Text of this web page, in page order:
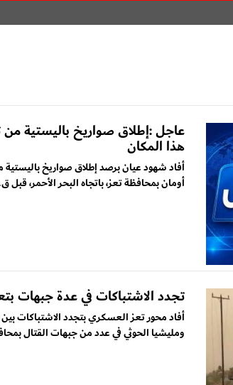
عاجل :إطلاق صواريخ باليستية من
هذا المكان
أفاد شهود عيان برصد إطلاق صواريخ
أومان بمحافظة تعز، باتجاه البحر الأحمر، قبل
تجدد الاشتباكات في عدة جبهات
أفاد محور تعز العسكري بتجدد الاشتباكات
ومليشيا الحوثي في عدد من جبهات القتال